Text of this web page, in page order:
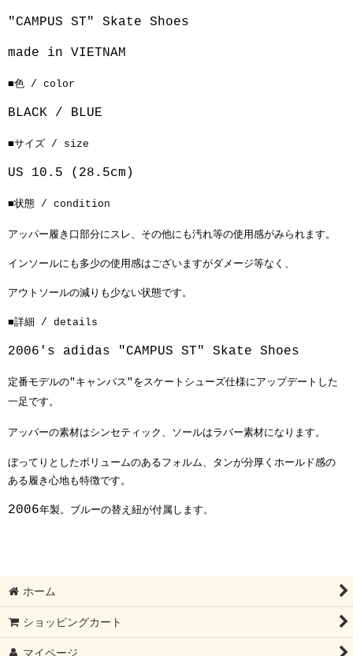
"CAMPUS ST" Skate Shoes
made in VIETNAM
■色 / color
BLACK / BLUE
■サイズ / size
US 10.5 (28.5cm)
■状態 / condition
アッパー履き口部分にスレ、その他にも汚れ等の使用感がみられます。
インソールにも多少の使用感はございますがダメージ等なく、
アウトソールの減りも少ない状態です。
■詳細 / details
2006's adidas "CAMPUS ST" Skate Shoes
定番モデルの"キャンパス"をスケートシューズ仕様にアップデートした
一足です。
アッパーの素材はシンセティック、ソールはラバー素材になります。
ぼってりとしたボリュームのあるフォルム、タンが分厚くホールド感の
ある履き心地も特徴です。
2006年製。ブルーの替え紐が付属します。
ホーム
ショッピングカート
マイページ